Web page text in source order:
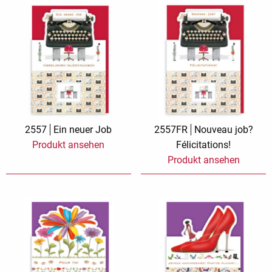
2557
Ein neuer Job
Produkt ansehen
2557FR
Nouveau job?
Félicitations!
Produkt ansehen